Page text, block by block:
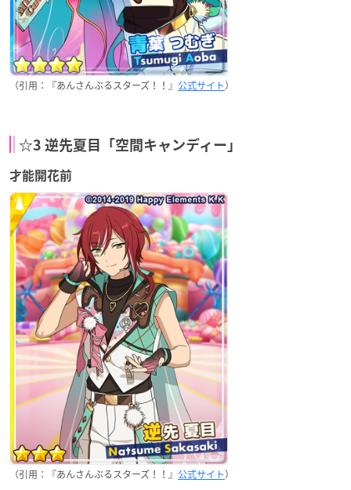
（引用：『あんさんぶるスターズ！！』 公式サイト）
☆3 逆先夏目「空間キャンディー」
才能開花前
（引用：『あんさんぶるスターズ！！』 公式サイト）